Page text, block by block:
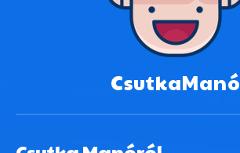
CsutkaManó